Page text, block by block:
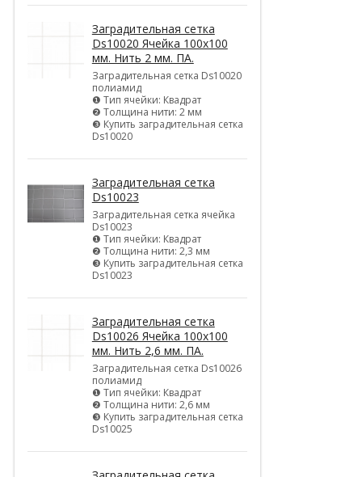
Заградительная сетка
Ds10020 Ячейка 100х100
мм. Нить 2 мм. ПА.
Заградительная сетка Ds10020
полиамид
❶ Тип ячейки: Квадрат
❷ Толщина нити: 2 мм
❸ Купить заградительная сетка
Ds10020
Заградительная сетка
Ds10023
Заградительная сетка ячейка
Ds10023
❶ Тип ячейки: Квадрат
❷ Толщина нити: 2,3 мм
❸ Купить заградительная сетка
Ds10023
Заградительная сетка
Ds10026 Ячейка 100х100
мм. Нить 2,6 мм. ПА.
Заградительная сетка Ds10026
полиамид
❶ Тип ячейки: Квадрат
❷ Толщина нити: 2,6 мм
❸ Купить заградительная сетка
Ds10025